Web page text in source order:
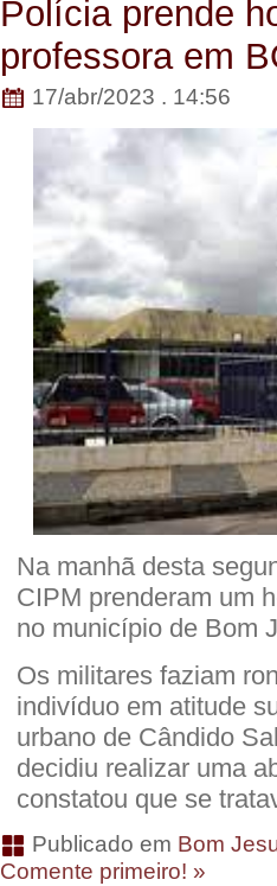
Polícia prende
professora em
17/abr/2023 . 14:56
Na manhã desta
CIPM prenderam um
no município de Bom
Os militares faziam
indivíduo em atitude
urbano de Cândido
decidiu realizar uma
constatou que se
Publicado em Bom
Comente primeiro! »